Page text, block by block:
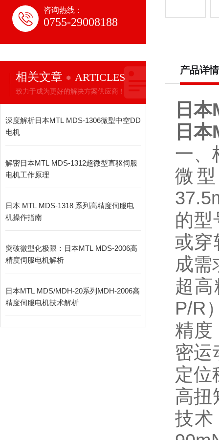
咨询热线：
0755-29008188
相关文章 ARTICLES
致力于成为更好的解决方案供应商！
深度解析日本MTL MDS-1306微型中空DD
电机
解密日本MTL MDS-1312超微型直驱伺服
电机工作原理
日本 MTL MDS-1318 系列高精度伺服电
机操作指南
突破微型化极限：日本MTL MDS-2006高
精度伺服电机解析
日本MTL MDS/MDH-20系列MDH-2006高
精度伺服电机技术解析
产品详情
日
日
一、
微
的型
或穿
成需
超
P/R
精度
密运
定位
高扭
技术